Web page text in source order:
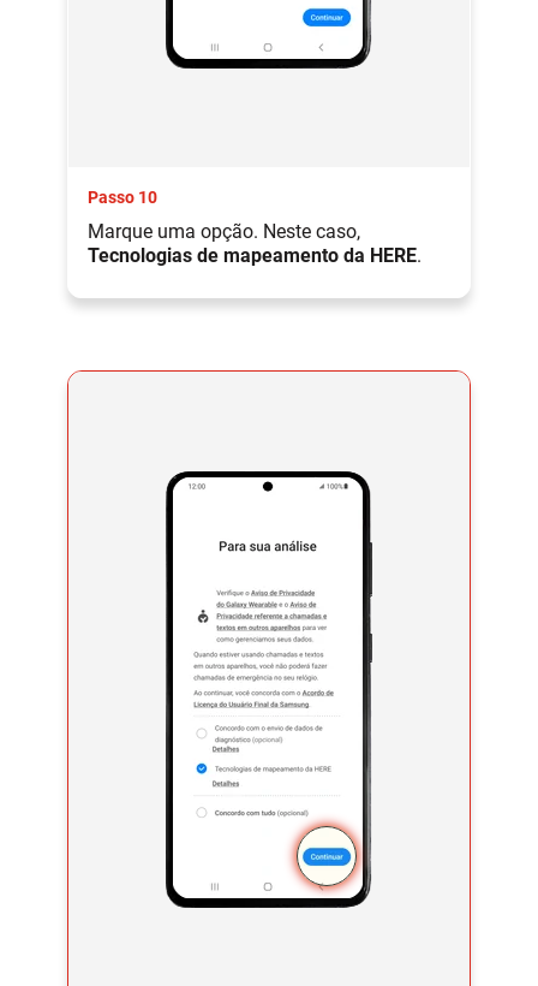
Passo 10
Marque uma opção. Neste caso,
Tecnologias de mapeamento da HERE.